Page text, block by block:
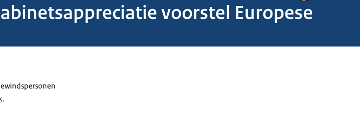
voorstel Europese